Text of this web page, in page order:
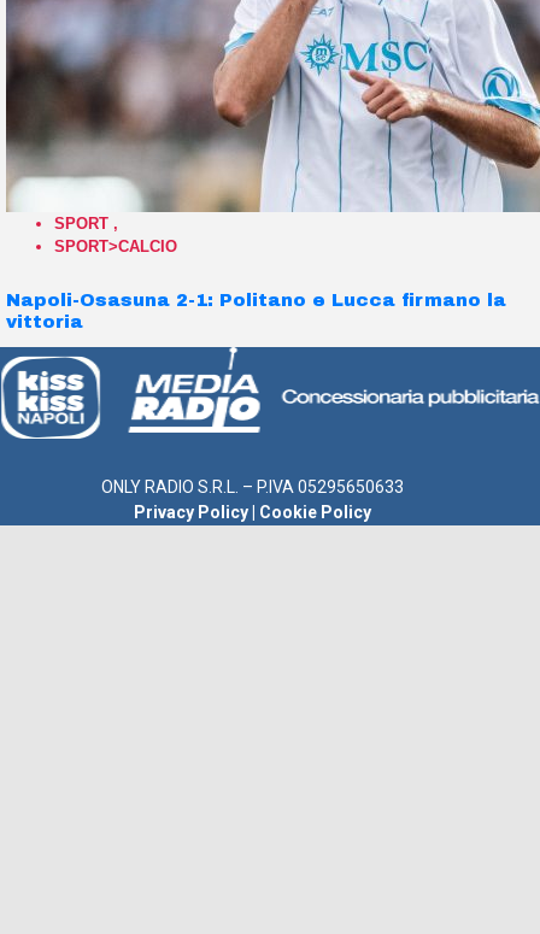
SPORT ,
SPORT>CALCIO
Napoli-Osasuna 2-1: Politano e Lucca firmano la
vittoria
ONLY RADIO S.R.L. – P.IVA 05295650633
Privacy Policy
Cookie Policy